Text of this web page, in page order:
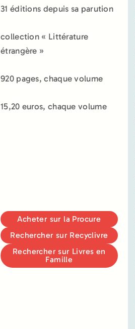
31 éditions depuis sa parution
collection « Littérature
étrangère »
920 pages, chaque volume
15,20 euros, chaque volume
Acheter sur la Procure
Rechercher sur Recyclivre
Rechercher sur Livres en
Famille